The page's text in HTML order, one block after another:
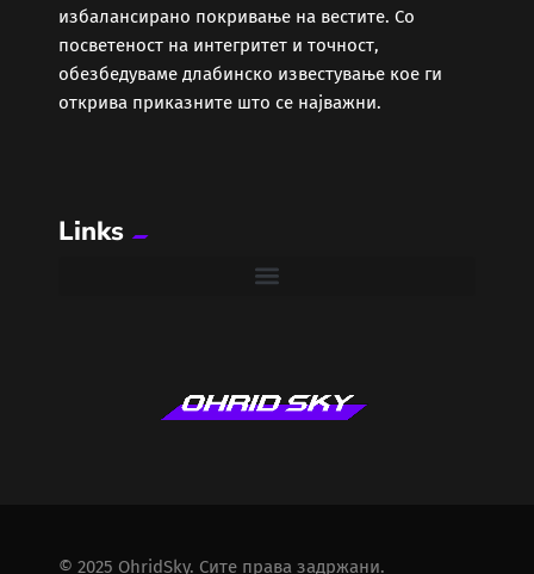
избалансирано покривање на вестите. Со
посветеност на интегритет и точност,
обезбедуваме длабинско известување кое ги
открива приказните што се најважни.
Links
© 2025 OhridSky. Сите права задржани.